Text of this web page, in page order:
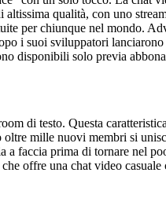
qualità, con uno
per chiunque nel mondo.
i suoi sviluppatori
disponibili solo previa
di testo. Questa
mille nuovi membri si
faccia prima di tornare nel
offre una chat video